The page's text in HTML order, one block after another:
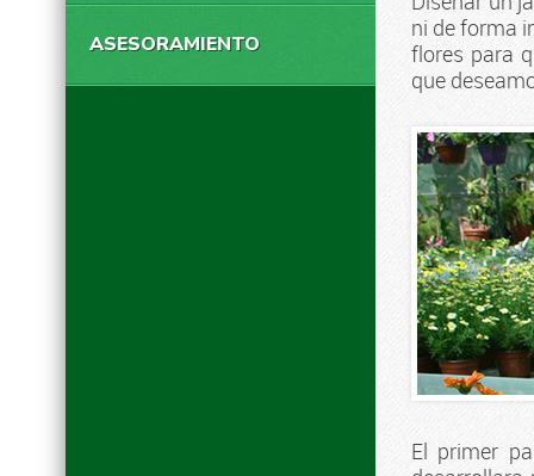
ni de forma
flores para
que
El primer
ASESORAMIENTO